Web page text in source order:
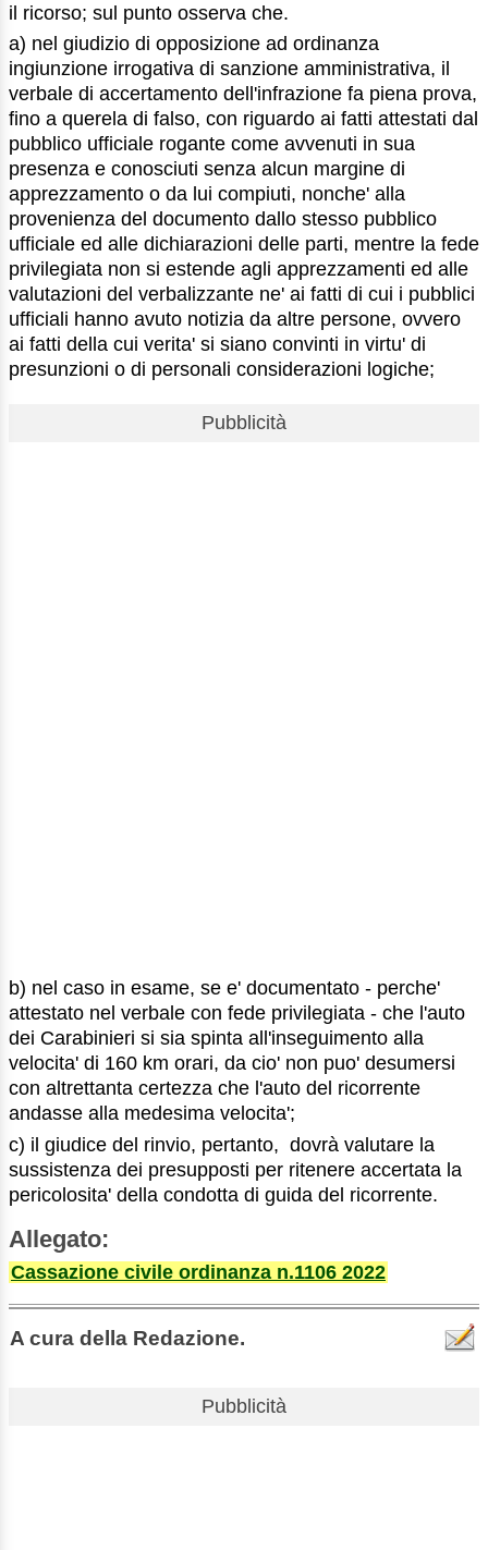
il ricorso; sul punto osserva che.
a) nel giudizio di opposizione ad ordinanza
ingiunzione irrogativa di sanzione amministrativa, il
verbale di accertamento dell'infrazione fa piena prova,
fino a querela di falso, con riguardo ai fatti attestati dal
pubblico ufficiale rogante come avvenuti in sua
presenza e conosciuti senza alcun margine di
apprezzamento o da lui compiuti, nonche' alla
provenienza del documento dallo stesso pubblico
ufficiale ed alle dichiarazioni delle parti, mentre la fede
privilegiata non si estende agli apprezzamenti ed alle
valutazioni del verbalizzante ne' ai fatti di cui i pubblici
ufficiali hanno avuto notizia da altre persone, ovvero
ai fatti della cui verita' si siano convinti in virtu' di
presunzioni o di personali considerazioni logiche;
Pubblicità
b) nel caso in esame, se e' documentato - perche'
attestato nel verbale con fede privilegiata - che l'auto
dei Carabinieri si sia spinta all'inseguimento alla
velocita' di 160 km orari, da cio' non puo' desumersi
con altrettanta certezza che l'auto del ricorrente
andasse alla medesima velocita';
c) il giudice del rinvio, pertanto, dovrà valutare la
sussistenza dei presupposti per ritenere accertata la
pericolosita' della condotta di guida del ricorrente.
Allegato:
Cassazione civile ordinanza n.1106 2022
A cura della Redazione.
Pubblicità